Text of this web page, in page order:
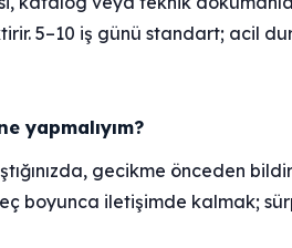
5–10 iş günü standart; acil
yapmalıyım?
gecikme önceden
boyunca iletişimde kalmak;